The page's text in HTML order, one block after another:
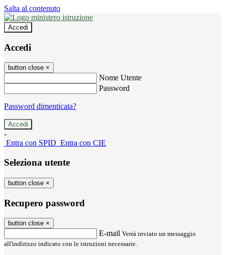
Salta al contenuto
Accedi
Accedi
button close ×
Nome Utente
Password
Password dimenticata?
-
Entra con SPID Entra con CIE
Seleziona utente
button close ×
Recupero password
button close ×
E-mail Verrà inviato un messaggio
all'indirizzo indicato con le istruzioni necessarie.